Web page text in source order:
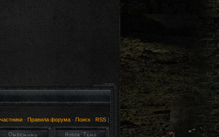
· Правила форума· Поиск· RSS]